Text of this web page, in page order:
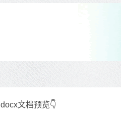
docx文档预览👇